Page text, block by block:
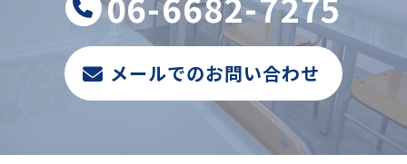
メールでのお問い合わせ